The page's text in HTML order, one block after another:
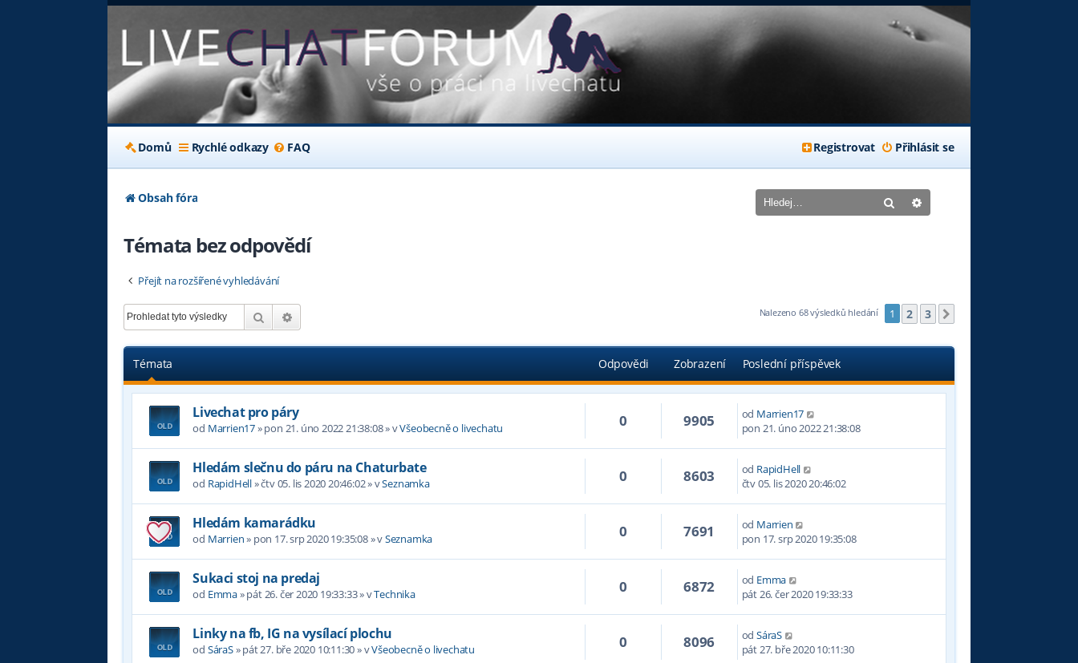
Domů Rychlé odkazy FAQ Přihlásit se
Registrovat
Obsah fóra Hledat
Témata bez odpovědí
Přejít na rozšířené vyhledávání
Hledat Nalezeno 68 výsledků hledání 1 2 3
Témata Odpovědi Zobrazení Poslední příspěvek
Livechat pro páry
od Marrien17»pon 21. úno 2022 21:38:08» vVšeobecně o livechatu 0 9905 od Marrien17
pon 21. úno 2022 21:38:08
Hledám slečnu do páru na Chaturbate
od RapidHell»čtv 05. lis 2020 20:46:02» vSeznamka 0 8603 od RapidHell
čtv 05. lis 2020 20:46:02
Hledám kamarádku
od Marrien» pon 17. srp 2020 19:35:08» vSeznamka 0 7691 od Marrien
pon 17. srp 2020 19:35:08
Sukaci stoj na predaj
od Emma»pát 26. čer 2020 19:33:33» vTechnika 0 6872 od Emma
pát 26. čer 2020 19:33:33
Linky na fb, IG na vysílací plochu
od SáraS»pát 27. bře 2020 10:11:30» vVšeobecně o livechatu 0 8096 od SáraS
pát 27. bře 2020 10:11:30